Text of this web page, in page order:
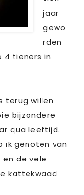
jaar
gewo
rden
4 tieners in
terug willen
bijzondere
qua leeftijd.
ik genoten van
de vele
kattekwaad